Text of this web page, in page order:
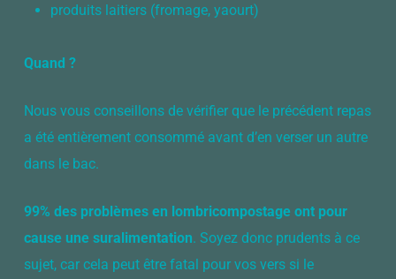
produits laitiers (fromage, yaourt)
Quand ?
Nous vous conseillons de vérifier que le précédent repas
a été entièrement consommé avant d’en verser un autre
dans le bac.
99% des problèmes en lombricompostage ont pour
cause une suralimentation. Soyez donc prudents à ce
sujet, car cela peut être fatal pour vos vers si le